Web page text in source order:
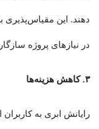
دهند. این مقیاس‌پذیری
در نیازهای پروژه
۳. کاهش هزینه‌ها
رایانش ابری به